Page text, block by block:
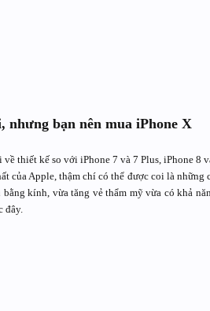
nhưng bạn nên mua iPhone X
thiết kế so với iPhone 7 và 7 Plus, iPhone 8
của Apple, thậm chí có thể được coi là
kính, vừa tăng vẻ thẩm mỹ vừa có khả
đây.